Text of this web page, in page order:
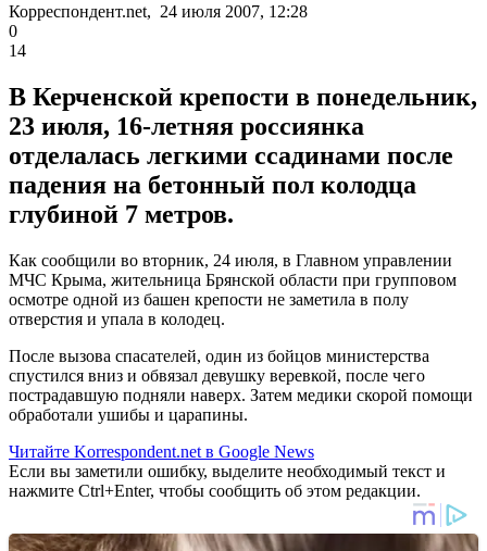
Корреспондент.net, 24 июля 2007, 12:28
0
14
В Керченской крепости в понедельник,
23 июля, 16-летняя россиянка
отделалась легкими ссадинами после
падения на бетонный пол колодца
глубиной 7 метров.
Как сообщили во вторник, 24 июля, в Главном управлении
МЧС Крыма, жительница Брянской области при групповом
осмотре одной из башен крепости не заметила в полу
отверстия и упала в колодец.
После вызова спасателей, один из бойцов министерства
спустился вниз и обвязал девушку веревкой, после чего
пострадавшую подняли наверх. Затем медики скорой помощи
обработали ушибы и царапины.
Читайте Korrespondent.net в Google News
Если вы заметили ошибку, выделите необходимый текст и
нажмите Ctrl+Enter, чтобы сообщить об этом редакции.